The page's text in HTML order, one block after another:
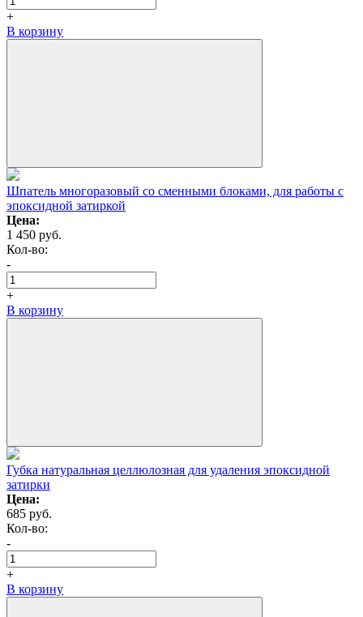
+
В корзину
Шпатель многоразовый со сменными блоками, для работы с
эпоксидной затиркой
Цена:
1 450 руб.
Кол-вo:
-
+
В корзину
Губка натуральная целлюлозная для удаления эпоксидной
затирки
Цена:
685 руб.
Кол-вo:
-
+
В корзину